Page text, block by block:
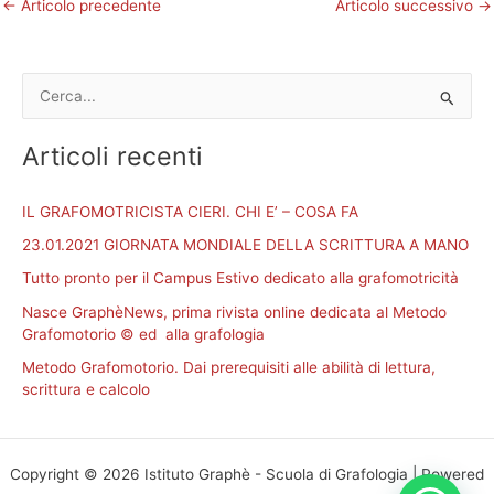
← Articolo precedente Articolo successivo →
r
a
:
Articoli recenti
IL GRAFOMOTRICISTA CIERI. CHI E’ – COSA FA
23.01.2021 GIORNATA MONDIALE DELLA SCRITTURA A MANO
Tutto pronto per il Campus Estivo dedicato alla grafomotricità
Nasce GraphèNews, prima rivista online dedicata al Metodo
Grafomotorio © ed alla grafologia
Metodo Grafomotorio. Dai prerequisiti alle abilità di lettura,
scrittura e calcolo
Copyright © 2026 Istituto Graphè - Scuola di Grafologia | Powered